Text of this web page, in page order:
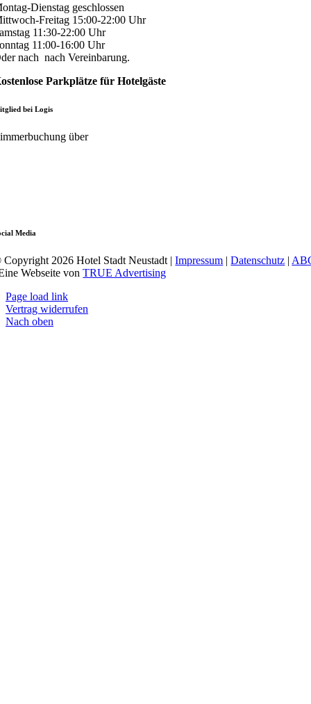
Dienstag geschlossen
Freitag 15:00-22:00 Uhr
11:30-22:00 Uhr
11:00-16:00 Uhr
nach nach Vereinbarung.
Parkplätze für Hotelgäste
bei Logis
über
Media
Copyright 2026 Hotel Stadt Neustadt |Impressum |Datenschutz |
Webseite vonTRUE Advertising
Page load link
Vertrag widerrufen
Nach oben